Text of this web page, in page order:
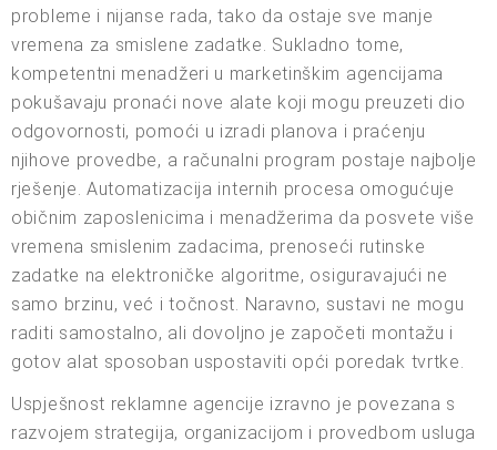
probleme i nijanse rada, tako da ostaje sve manje
vremena za smislene zadatke. Sukladno tome,
kompetentni menadžeri u marketinškim agencijama
pokušavaju pronaći nove alate koji mogu preuzeti dio
odgovornosti, pomoći u izradi planova i praćenju
njihove provedbe, a računalni program postaje najbolje
rješenje. Automatizacija internih procesa omogućuje
običnim zaposlenicima i menadžerima da posvete više
vremena smislenim zadacima, prenoseći rutinske
zadatke na elektroničke algoritme, osiguravajući ne
samo brzinu, već i točnost. Naravno, sustavi ne mogu
raditi samostalno, ali dovoljno je započeti montažu i
gotov alat sposoban uspostaviti opći poredak tvrtke.
Uspješnost reklamne agencije izravno je povezana s
razvojem strategija, organizacijom i provedbom usluga